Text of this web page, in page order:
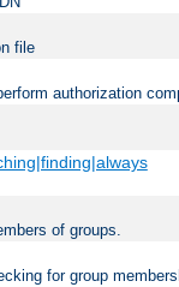
file
authorization
of groups.
for group